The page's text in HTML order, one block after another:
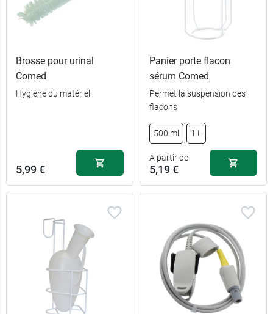
Brosse pour urinal
Comed
Hygiène du matériel
5,99 €
Panier porte flacon
sérum Comed
Permet la suspension des
flacons
500 ml 1 L
A partir de
5,19 €